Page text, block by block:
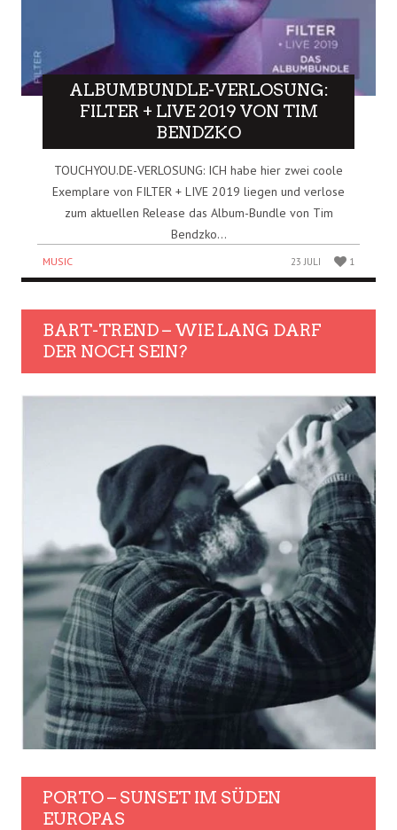
ALBUMBUNDLE-VERLOSUNG:
FILTER + LIVE 2019 VON TIM
BENDZKO
TOUCHYOU.DE-VERLOSUNG: ICH habe hier zwei coole
Exemplare von FILTER + LIVE 2019 liegen und verlose
zum aktuellen Release das Album-Bundle von Tim
Bendzko...
MUSIC 23 JULI 1
BART-TREND – WIE LANG DARF
DER NOCH SEIN?
PORTO – SUNSET IM SÜDEN
EUROPAS